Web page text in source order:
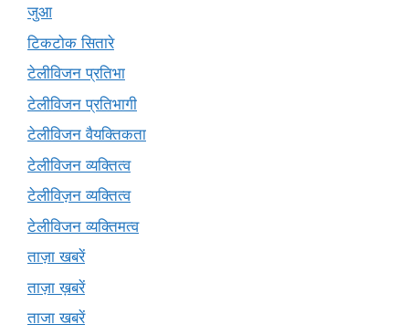
जुआ
टिकटोक सितारे
टेलीविजन प्रतिभा
टेलीविजन प्रतिभागी
टेलीविजन वैयक्तिकता
टेलीविजन व्यक्तित्व
टेलीविज़न व्यक्तित्व
टेलीविजन व्यक्तिमत्व
ताज़ा खबरें
ताज़ा ख़बरें
ताजा खबरें